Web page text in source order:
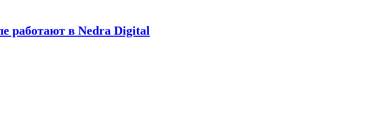
работают в Nedra Digital